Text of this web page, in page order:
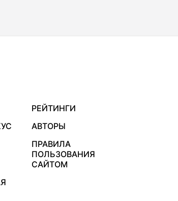
РЕЙТИНГИ
АВТОРЫ
ПРАВИЛА
ПОЛЬЗОВАНИЯ
САЙТОМ